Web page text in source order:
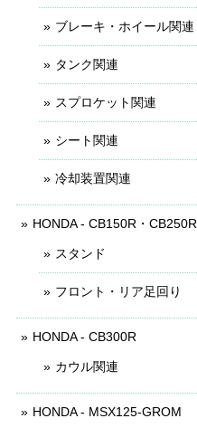
ブレーキ・ホイール関連
タンク関連
スプロケット関連
シート関連
冷却装置関連
HONDA - CB150R・CB250R
スタンド
フロント・リア足回り
HONDA - CB300R
カウル関連
HONDA - MSX125-GROM